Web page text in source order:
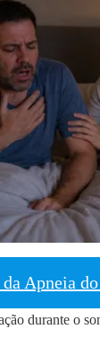
Apneia
durante o